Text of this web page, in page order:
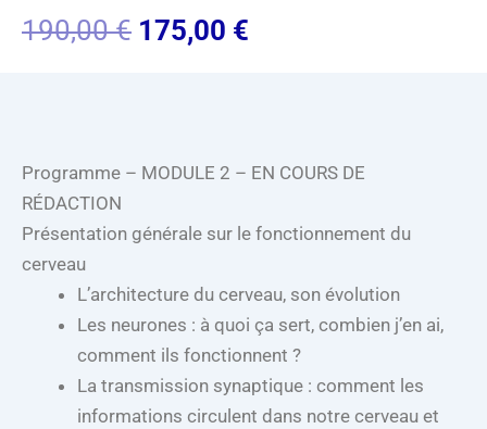
comment
notre
concentration,
nos
émotions
190,00€ Le
175,00 €
Programme – MODULE 2 – EN COURS DE
RÉDACTION
Présentation générale sur le fonctionnement du
cerveau
L’architecture du cerveau, son évolution
Les neurones : à quoi ça sert, combien j’en ai,
comment ils fonctionnent ?
La transmission synaptique : comment les
informations circulent dans notre cerveau et